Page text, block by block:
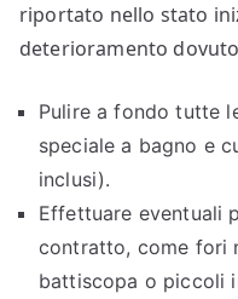
riportato nello stato
deterioramento
Pulire a fondo tutte
speciale a bagno e
inclusi).
Effettuare eventuali
contratto, come fori
battiscopa o piccoli